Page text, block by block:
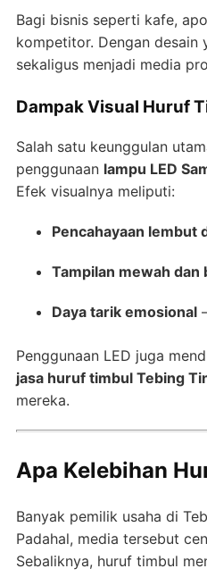
Bagi bisnis seperti kafe,
kompetitor. Dengan desain
sekaligus menjadi media
Dampak Visual Huruf
Salah satu keunggulan
penggunaan lampu LED
Efek visualnya meliputi:
Pencahayaan lembut
Tampilan mewah dan
Daya tarik emosional
Penggunaan LED juga
jasa huruf timbul Tebing
mereka.
Apa Kelebihan
Banyak pemilik usaha di
Padahal, media tersebut
Sebaliknya, huruf timbul